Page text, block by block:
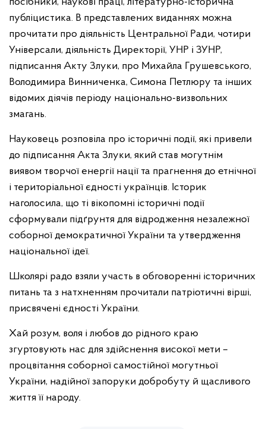
публіцистика. В представлених виданнях можна
прочитати про діяльність Центральної Ради, чотири
Універсали, діяльність Директорії, УНР і ЗУНР,
підписання Акту Злуки, про Михайла Грушевського,
Володимира Винниченка, Симона Петлюру та інших
відомих діячів періоду національно-визвольних
змагань.
Науковець розповіла про історичні події, які привели
до підписання Акта Злуки, який став могутнім
виявом творчої енергії нації та прагнення до етнічної
і територіальної єдності українців. Історик
наголосила, що ті вікопомні історичні події
сформували підґрунтя для відродження незалежної
соборної демократичної України та утвердження
національної ідеї.
Школярі радо взяли участь в обговоренні історичних
питань та з натхненням прочитали патріотичні вірші,
присвячені єдності України.
Хай розум, воля і любов до рідного краю
згуртовують нас для здійснення високої мети –
процвітання соборної самостійної могутньої
України, надійної запоруки добробуту й щасливого
життя її народу.